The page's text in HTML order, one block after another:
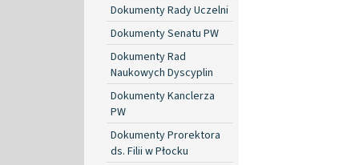
Dokumenty Rady Uczelni
Dokumenty Senatu PW
Dokumenty Rad
Naukowych Dyscyplin
Dokumenty Kanclerza
PW
Dokumenty Prorektora
ds. Filii w Płocku